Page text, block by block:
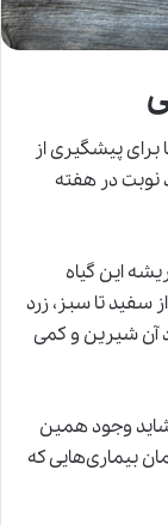
پیشگیری از
نوبت در هفته
این گیاه
سفید تا سبز، زرد
آن شیرین و کمی
وجود همین
بیماری‌هایی که